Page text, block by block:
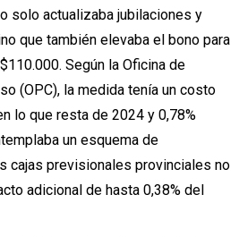
solo actualizaba jubilaciones y
que también elevaba el bono para
Según la Oficina de
(OPC), la medida tenía un costo
lo que resta de 2024 y 0,78%
un esquema de
cajas previsionales provinciales no
adicional de hasta 0,38% del